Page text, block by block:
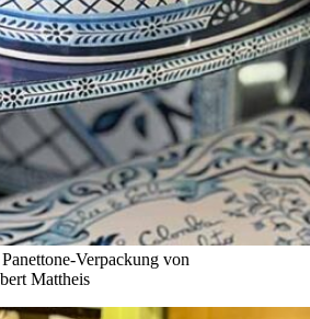
Verpackung von
Mattheis